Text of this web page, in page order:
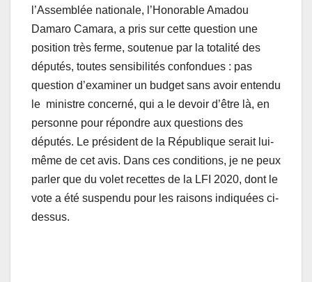
l’Assemblée nationale, l’Honorable Amadou
Damaro Camara, a pris sur cette question une
position très ferme, soutenue par la totalité des
députés, toutes sensibilités confondues : pas
question d’examiner un budget sans avoir entendu
le ministre concerné, qui a le devoir d’être là, en
personne pour répondre aux questions des
députés. Le président de la République serait lui-
même de cet avis. Dans ces conditions, je ne peux
parler que du volet recettes de la LFI 2020, dont le
vote a été suspendu pour les raisons indiquées ci-
dessus.